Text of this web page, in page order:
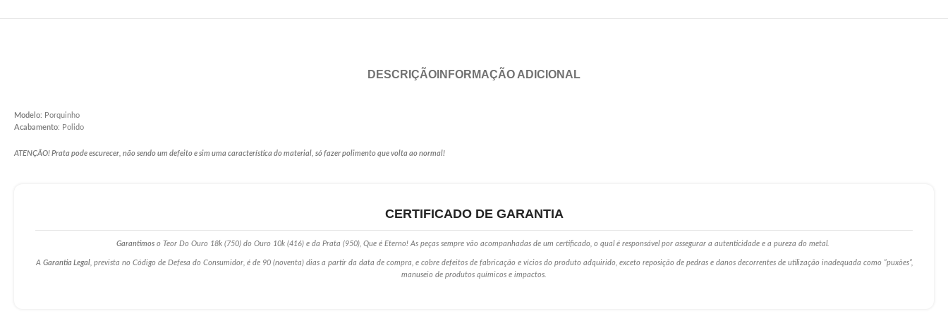
DESCRIÇÃO INFORMAÇÃO ADICIONAL
Modelo: Porquinho
Acabamento: Polido
ATENÇÃO! Prata pode escurecer, não sendo um defeito e sim uma característica do material, só fazer polimento que volta ao normal!
CERTIFICADO DE GARANTIA
Garantimos o Teor Do Ouro 18k (750) do Ouro 10k (416) e da Prata (950), Que é Eterno! As peças sempre vão acompanhadas de um certificado, o qual é responsável por assegurar a autenticidade e a pureza do metal.
A Garantia Legal, prevista no Código de Defesa do Consumidor, é de 90 (noventa) dias a partir da data de compra, e cobre defeitos de fabricação e vícios do produto adquirido, exceto reposição de pedras e danos decorrentes de utilização inadequada como ”puxões”,
manuseio de produtos químicos e impactos.